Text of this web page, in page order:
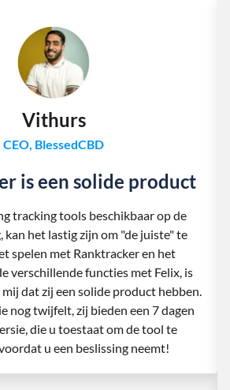
Vithurs
CEO, BlessedCBD
is een solide product
tracking tools beschikbaar op de
kan het lastig zijn om "de juiste" te
spelen met Ranktracker en het
verschillende functies met Felix, is
dat zij een solide product hebben.
nog twijfelt, zij bieden een 7 dagen
die u toestaat om de tool te
u een beslissing neemt!